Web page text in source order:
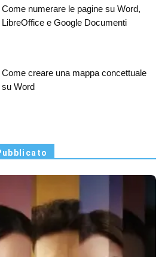
Come numerare le pagine su Word,
LibreOffice e Google Documenti
Come creare una mappa concettuale
su Word